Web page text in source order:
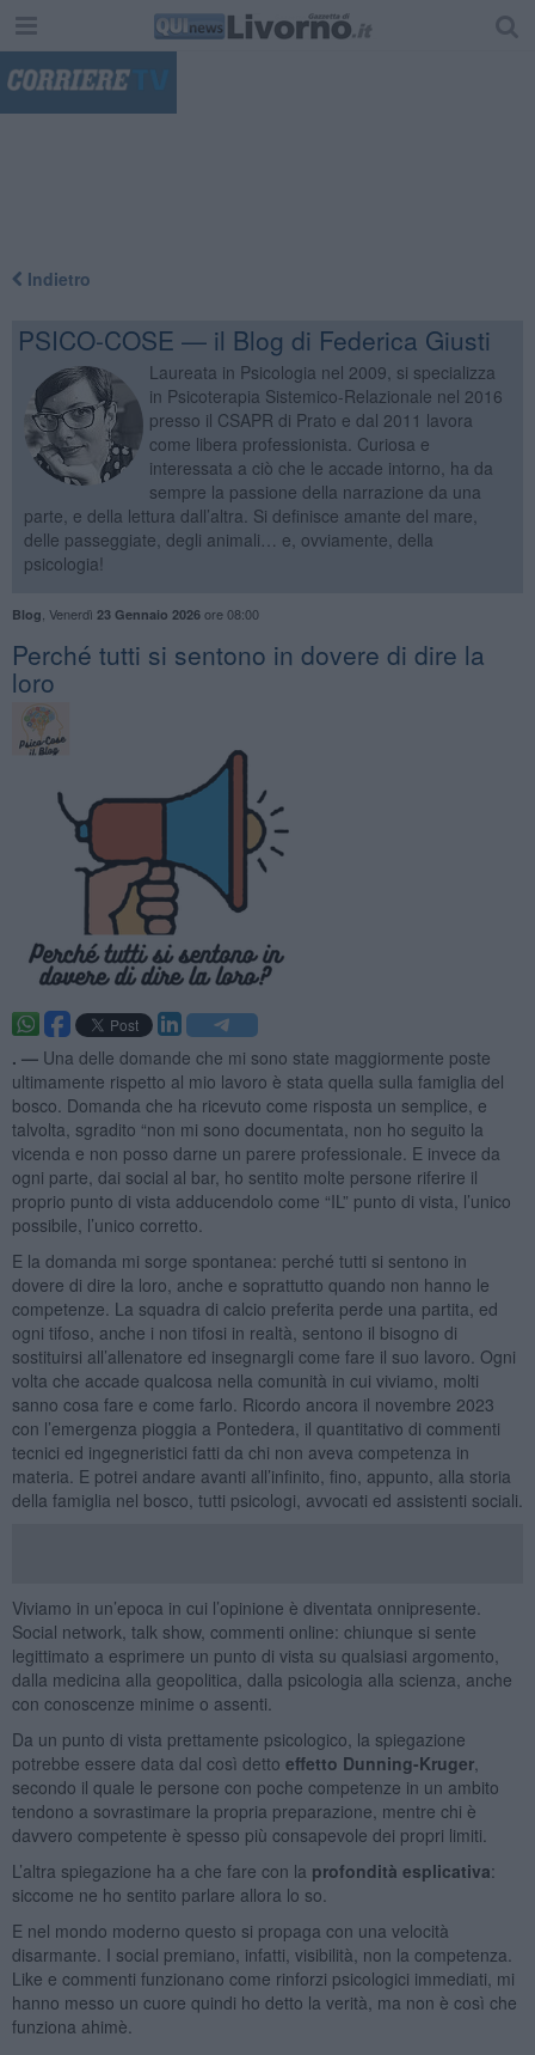
Indietro
PSICO-COSE — il Blog di Federica Giusti
Laureata in Psicologia nel 2009, si specializza
in Psicoterapia Sistemico-Relazionale nel 2016
presso il CSAPR di Prato e dal 2011 lavora
come libera professionista. Curiosa e
interessata a ciò che le accade intorno, ha da
sempre la passione della narrazione da una
parte, e della lettura dall’altra. Si definisce amante del mare,
delle passeggiate, degli animali… e, ovviamente, della
psicologia!
Blog Venerdì 23 Gennaio 2026ore 08:00
​Perché tutti si sentono in dovere di dire la
loro
. — Una delle domande che mi sono state maggiormente poste
ultimamente rispetto al mio lavoro è stata quella sulla famiglia del
bosco. Domanda che ha ricevuto come risposta un semplice, e
talvolta, sgradito “non mi sono documentata, non ho seguito la
vicenda e non posso darne un parere professionale. E invece da
ogni parte, dai social al bar, ho sentito molte persone riferire il
proprio punto di vista adducendolo come “IL” punto di vista, l’unico
possibile, l’unico corretto.
E la domanda mi sorge spontanea: perché tutti si sentono in
dovere di dire la loro, anche e soprattutto quando non hanno le
competenze. La squadra di calcio preferita perde una partita, ed
ogni tifoso, anche i non tifosi in realtà, sentono il bisogno di
sostituirsi all’allenatore ed insegnargli come fare il suo lavoro. Ogni
volta che accade qualcosa nella comunità in cui viviamo, molti
sanno cosa fare e come farlo. Ricordo ancora il novembre 2023
con l’emergenza pioggia a Pontedera, il quantitativo di commenti
tecnici ed ingegneristici fatti da chi non aveva competenza in
materia. E potrei andare avanti all’infinito, fino, appunto, alla storia
della famiglia nel bosco, tutti psicologi, avvocati ed assistenti sociali.
Viviamo in un’epoca in cui l’opinione è diventata onnipresente.
Social network, talk show, commenti online: chiunque si sente
legittimato a esprimere un punto di vista su qualsiasi argomento,
dalla medicina alla geopolitica, dalla psicologia alla scienza, anche
con conoscenze minime o assenti.
Da un punto di vista prettamente psicologico, la spiegazione
potrebbe essere data dal così detto effetto Dunning-Kruger,
secondo il quale le persone con poche competenze in un ambito
tendono a sovrastimare la propria preparazione, mentre chi è
davvero competente è spesso più consapevole dei propri limiti.
L’altra spiegazione ha a che fare con la profondità esplicativa:
siccome ne ho sentito parlare allora lo so.
E nel mondo moderno questo si propaga con una velocità
disarmante. I social premiano, infatti, visibilità, non la competenza.
Like e commenti funzionano come rinforzi psicologici immediati, mi
hanno messo un cuore quindi ho detto la verità, ma non è così che
funziona ahimè.